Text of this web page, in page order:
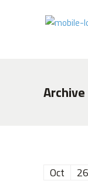
Archive
Oct 26